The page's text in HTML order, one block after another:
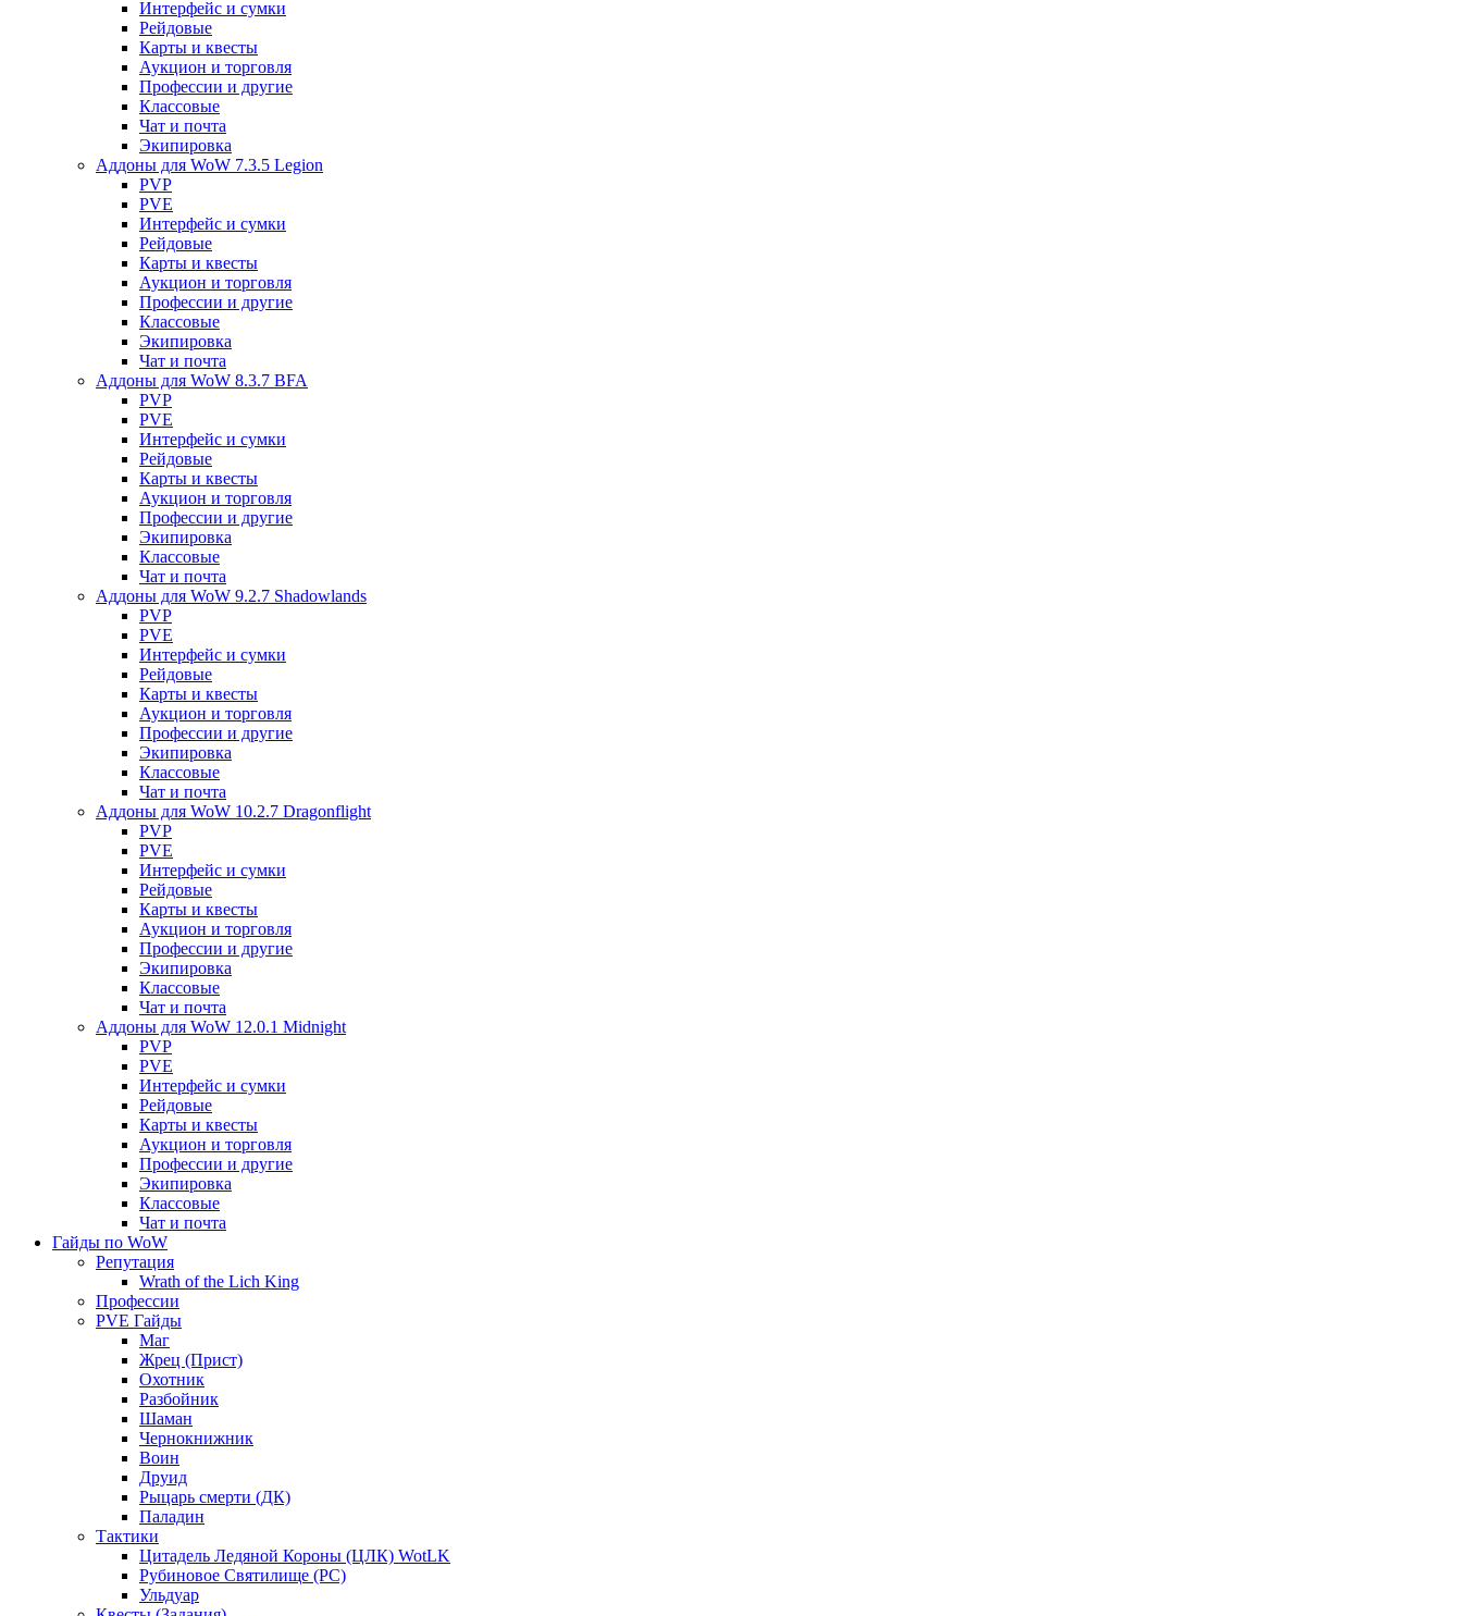
Интерфейс и сумки
Рейдовые
Карты и квесты
Аукцион и торговля
Профессии и другие
Классовые
Чат и почта
Экипировка
Аддоны для WoW 7.3.5 Legion
PVP
PVE
Интерфейс и сумки
Рейдовые
Карты и квесты
Аукцион и торговля
Профессии и другие
Классовые
Экипировка
Чат и почта
Аддоны для WoW 8.3.7 BFA
PVP
PVE
Интерфейс и сумки
Рейдовые
Карты и квесты
Аукцион и торговля
Профессии и другие
Экипировка
Классовые
Чат и почта
Аддоны для WoW 9.2.7 Shadowlands
PVP
PVE
Интерфейс и сумки
Рейдовые
Карты и квесты
Аукцион и торговля
Профессии и другие
Экипировка
Классовые
Чат и почта
Аддоны для WoW 10.2.7 Dragonflight
PVP
PVE
Интерфейс и сумки
Рейдовые
Карты и квесты
Аукцион и торговля
Профессии и другие
Экипировка
Классовые
Чат и почта
Аддоны для WoW 12.0.1 Midnight
PVP
PVE
Интерфейс и сумки
Рейдовые
Карты и квесты
Аукцион и торговля
Профессии и другие
Экипировка
Классовые
Чат и почта
Гайды по WoW
Репутация
Wrath of the Lich King
Профессии
PVE Гайды
Маг
Жрец (Прист)
Охотник
Разбойник
Шаман
Чернокнижник
Воин
Друид
Рыцарь смерти (ДК)
Паладин
Тактики
Цитадель Ледяной Короны (ЦЛК) WotLK
Рубиновое Святилище (РС)
Ульдуар